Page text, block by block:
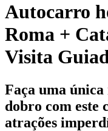
Autocarro
Roma +
Visita
Faça uma
dobro com este
atrações